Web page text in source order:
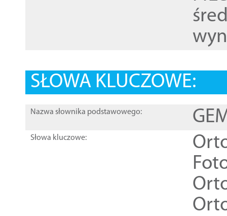
SŁOWA KLUCZOWE:
Nazwa słownika podstawowego:
Słowa kluczowe: